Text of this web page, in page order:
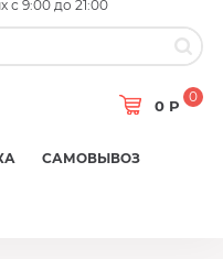
с 9:00 до 21:00
0 Р
0
САМОВЫВОЗ